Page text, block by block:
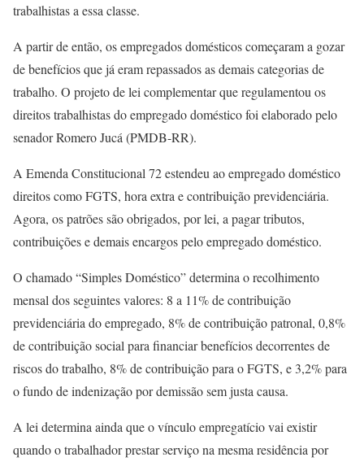
trabalhistas a essa classe.
A partir de então, os empregados domésticos começaram a gozar
de benefícios que já eram repassados as demais categorias de
trabalho. O projeto de lei complementar que regulamentou os
direitos trabalhistas do empregado doméstico foi elaborado pelo
senador Romero Jucá (PMDB-RR).
A Emenda Constitucional 72 estendeu ao empregado doméstico
direitos como FGTS, hora extra e contribuição previdenciária.
Agora, os patrões são obrigados, por lei, a pagar tributos,
contribuições e demais encargos pelo empregado doméstico.
O chamado “Simples Doméstico” determina o recolhimento
mensal dos seguintes valores: 8 a 11% de contribuição
previdenciária do empregado, 8% de contribuição patronal, 0,8%
de contribuição social para financiar benefícios decorrentes de
riscos do trabalho, 8% de contribuição para o FGTS, e 3,2% para
o fundo de indenização por demissão sem justa causa.
A lei determina ainda que o vínculo empregatício vai existir
quando o trabalhador prestar serviço na mesma residência por